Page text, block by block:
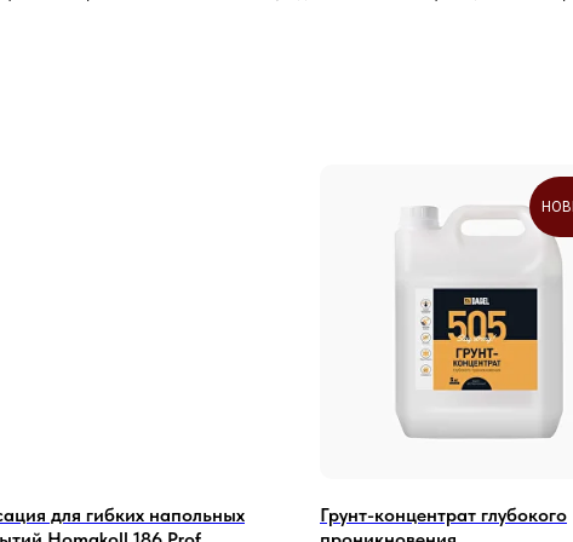
для гибких напольных
Грунт-концентрат глубокого